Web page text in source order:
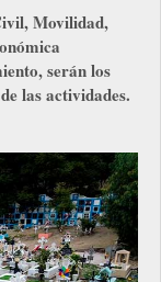
Movilidad,
serán los
las actividades.